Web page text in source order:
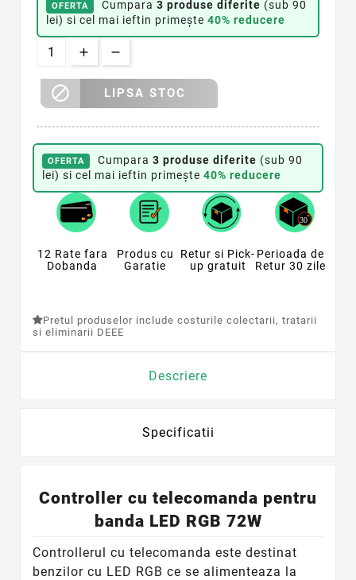
OFERTA Cumpara 3 produse diferite (sub 90
lei) si cel mai ieftin primește 40% reducere
 LIPSA STOC
OFERTA Cumpara 3 produse diferite (sub 90
lei) si cel mai ieftin primește 40% reducere
12 Rate fara
Dobanda
Produs cu
Garatie
Retur si Pick-
up gratuit
Perioada de
Retur 30 zile
Pretul produselor include costurile colectarii, tratarii
si eliminarii DEEE
Descriere
Specificatii
Controller cu telecomanda pentru
banda LED RGB 72W
Controllerul cu telecomanda este destinat
benzilor cu LED RGB ce se alimenteaza la